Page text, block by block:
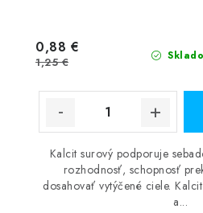
0,88 €
1,25 €
Kalcit surový podporuje
rozhodnosť, schopnosť
dosahovať vytýčené ciele.
a...